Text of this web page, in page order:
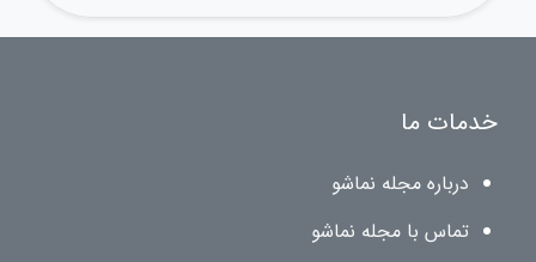
خدمات ما
درباره مجله نماشو
تماس با مجله نماشو